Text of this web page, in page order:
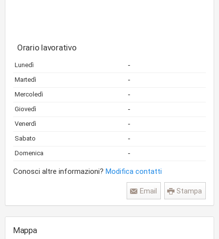
Orario lavorativo
Lunedì -
Martedì -
Mercoledì -
Giovedì -
Venerdì -
Sabato -
Domenica -
Conosci altre informazioni? Modifica contatti
Stampa
Email
Mappa